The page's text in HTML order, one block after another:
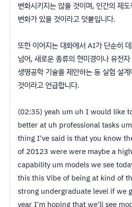
변화시키지는 않을 것이며, 인간의 제
변화가 있을 것이라고 덧붙입니다.
또한 이어지는 대화에서 AI가 단순히
넘어, 새로운 종류의 현미경이나 유전
생명공학 기술을 제안하는 등 실험 설
것이라고 언급합니다.
(02:35) yeah um uh I would like
better at uh professional tasks
thing I've said is that you know
of 20123 were were maybe a
capability um models we see
this this Vibe of being at kind of
strong undergraduate level if we
year I'm hoping that we'll see